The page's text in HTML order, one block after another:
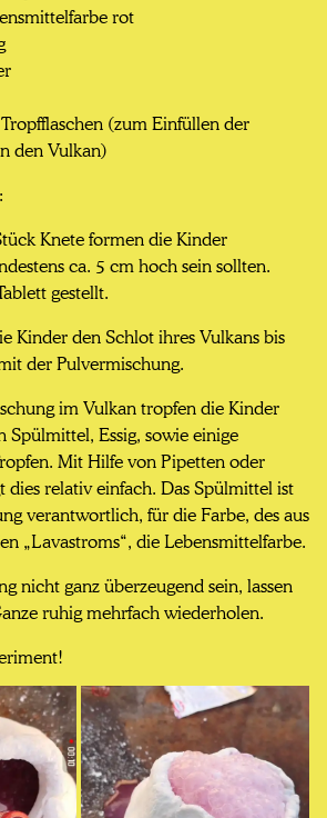
rot
(zum Einfüllen der
den Vulkan)
Knete formen die Kinder
ca. 5 cm hoch sein sollten.
gestellt.
Kinder den Schlot ihres Vulkans bis
der Pulvermischung.
im Vulkan tropfen die Kinder
Spülmittel, Essig, sowie einige
Mit Hilfe von Pipetten oder
dies relativ einfach. Das Spülmittel ist
verantwortlich, für die Farbe, des aus
„Lavastroms“, die Lebensmittelfarbe.
nicht ganz überzeugend sein, lassen
ruhig mehrfach wiederholen.